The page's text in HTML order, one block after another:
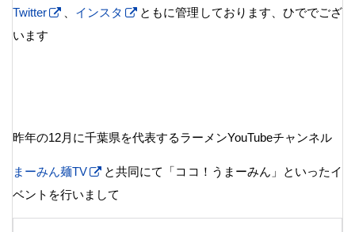
Twitter インスタ
ともに管理しております、ひででござ
います
昨年の12月に千葉県を代表するラーメンYouTubeチャンネル
まーみん麺TV
と共同にて「ココ！うまーみん」といったイ
ベントを行いまして